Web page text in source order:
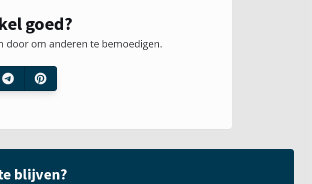
goed?
door om anderen te bemoedigen.
blijven?